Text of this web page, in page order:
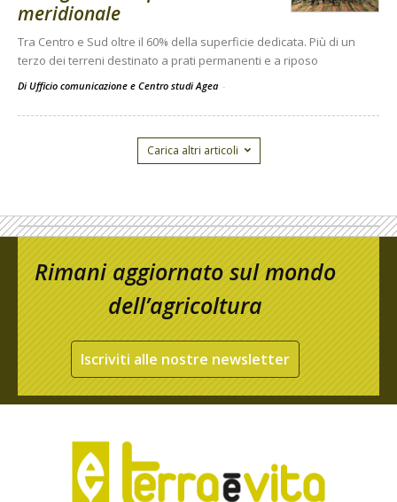
meridionale
Tra Centro e Sud oltre il 60% della superficie dedicata. Più di un
terzo dei terreni destinato a prati permanenti e a riposo
Di Ufficio comunicazione e Centro studi Agea -
Carica altri articoli
Rimani aggiornato sul mondo
dell’agricoltura
Iscriviti alle nostre newsletter